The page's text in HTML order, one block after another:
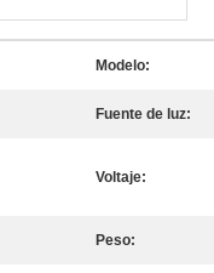
Modelo:
Fuente de luz:
Voltaje:
Peso: